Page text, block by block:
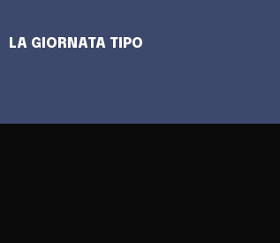
LA GIORNATA TIPO